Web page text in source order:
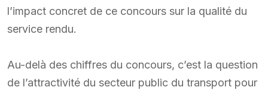
l’impact concret de ce concours sur la qualité du
service rendu.
Au-delà des chiffres du concours, c’est la question
de l’attractivité du secteur public du transport pour